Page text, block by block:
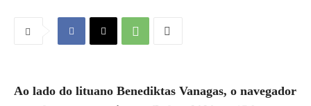
Ao lado do lituano Benediktas Vanagas, o navegador